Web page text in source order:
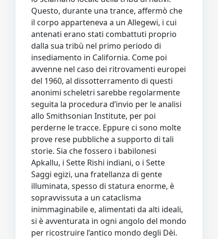
Questo, durante una trance, affermò che
il corpo apparteneva a un Allegewi, i cui
antenati erano stati combattuti proprio
dalla sua tribù nel primo periodo di
insediamento in California. Come poi
avvenne nel caso dei ritrovamenti europei
del 1960, al dissotterramento di questi
anonimi scheletri sarebbe regolarmente
seguita la procedura d’invio per le analisi
allo Smithsonian Institute, per poi
perderne le tracce. Eppure ci sono molte
prove rese pubbliche a supporto di tali
storie. Sia che fossero i babilonesi
Apkallu, i Sette Rishi indiani, o i Sette
Saggi egizi, una fratellanza di gente
illuminata, spesso di statura enorme, è
sopravvissuta a un cataclisma
inimmaginabile e, alimentati da alti ideali,
si è avventurata in ogni angolo del mondo
per ricostruire l’antico mondo degli Dèi.